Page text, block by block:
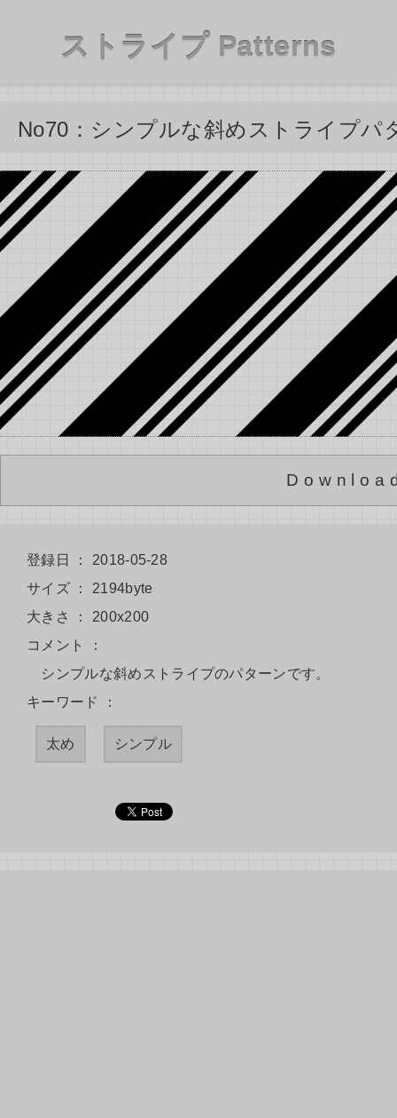
ストライプ Patterns
No70：シンプルな斜めストライプパ
登録日 ： 2018-05-28
サイズ ： 2194byte
大きさ ： 200x200
コメント ：
シンプルな斜めストライプのパターンです。
キーワード ：
太め シンプル